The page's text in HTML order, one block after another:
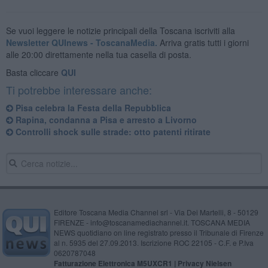
Se vuoi leggere le notizie principali della Toscana iscriviti alla
Newsletter QUInews - ToscanaMedia. Arriva gratis tutti i giorni
alle 20:00 direttamente nella tua casella di posta.
Basta cliccare QUI
Ti potrebbe interessare anche:
Pisa celebra la Festa della Repubblica
Rapina, condanna a Pisa e arresto a Livorno
Controlli shock sulle strade: otto patenti ritirate
Editore Toscana Media Channel srl - Via Dei Martelli, 8 - 50129
FIRENZE - info@toscanamediachannel.it. TOSCANA MEDIA
NEWS quotidiano on line registrato presso il Tribunale di Firenze
al n. 5935 del 27.09.2013. Iscrizione ROC 22105 - C.F. e P.Iva
0620787048
Fatturazione Elettronica M5UXCR1 | Privacy Nielsen